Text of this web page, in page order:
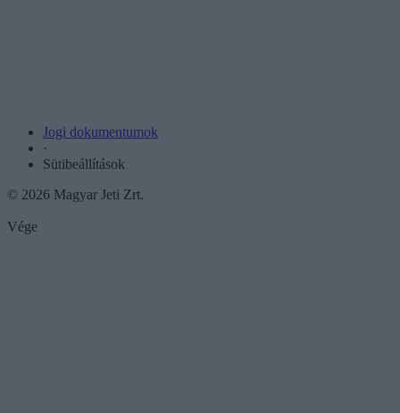
Jogi dokumentumok
·
Sütibeállítások
© 2026 Magyar Jeti Zrt.
Vége